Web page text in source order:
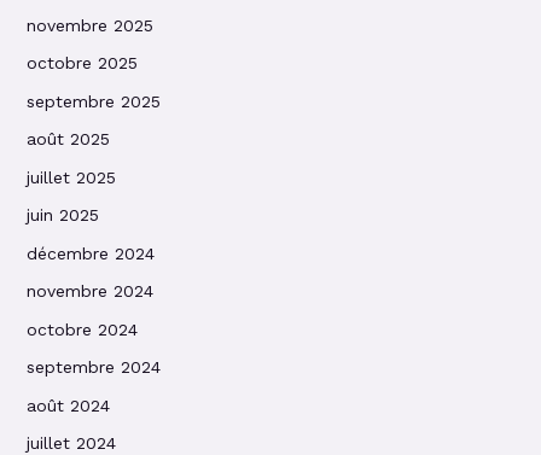
novembre 2025
octobre 2025
septembre 2025
août 2025
juillet 2025
juin 2025
décembre 2024
novembre 2024
octobre 2024
septembre 2024
août 2024
juillet 2024